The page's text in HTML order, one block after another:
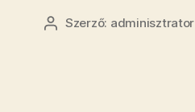
Bejegyzés
Szerző: adminisztrator